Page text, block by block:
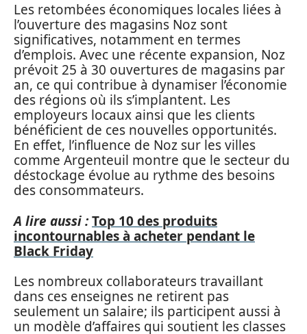
Les retombées économiques locales liées à
l’ouverture des magasins Noz sont
significatives, notamment en termes
d’emplois. Avec une récente expansion, Noz
prévoit 25 à 30 ouvertures de magasins par
an, ce qui contribue à dynamiser l’économie
des régions où ils s’implantent. Les
employeurs locaux ainsi que les clients
bénéficient de ces nouvelles opportunités.
En effet, l’influence de Noz sur les villes
comme Argenteuil montre que le secteur du
déstockage évolue au rythme des besoins
des consommateurs.
A lire aussi :Top 10 des produits
incontournables à acheter pendant le
Black Friday
Les nombreux collaborateurs travaillant
dans ces enseignes ne retirent pas
seulement un salaire; ils participent aussi à
un modèle d’affaires qui soutient les classes